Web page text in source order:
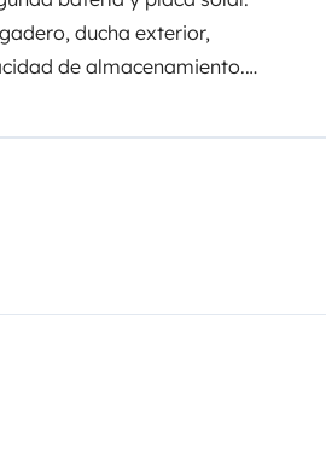
ducha exterior,
de almacenamiento.
viajar y 3 para dormir